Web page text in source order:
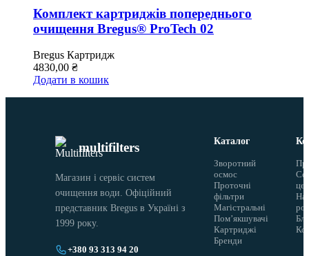
Комплект картриджів попереднього
очищення Bregus® ProTech 02
Bregus Картридж
4830,00 ₴
Додати в кошик
multifilters
Магазин і сервіс систем
очищення води. Офіційний
представник Bregus в Україні з
1999 року.
+380 93 313 94 20
Каталог
Зворотний
осмос
Проточні
фільтри
Магістральні
Помʼякшувачі
Картриджі
Бренди